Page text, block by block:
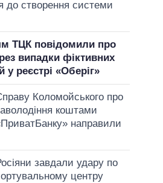
до створення системи
ТЦК повідомили про
випадки фіктивних
у реєстрі «Оберіг»
Коломойського про
коштами
направили
завдали удару по
центру